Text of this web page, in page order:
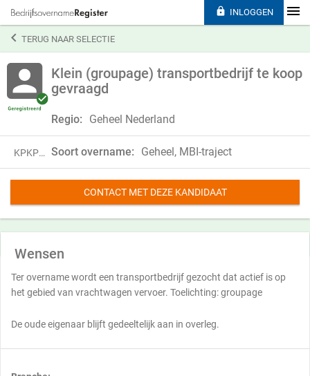
TERUG NAAR SELECTIE
Klein (groupage) transportbedrijf te koop
gevraagd
Regio: Geheel Nederland
KPKP24WZG11T Soort overname: Geheel, MBI-traject
CONTACT MET DEZE KANDIDAAT
Wensen
Ter overname wordt een transportbedrijf gezocht dat actief is op
het gebied van vrachtwagen vervoer. Toelichting: groupage
De oude eigenaar blijft gedeeltelijk aan in overleg.
 INLOGGEN